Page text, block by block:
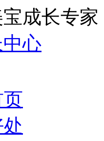
成长专家
心